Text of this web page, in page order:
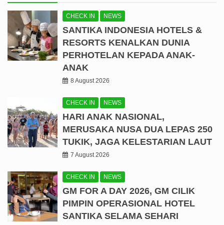
CHECK IN NEWS
SANTIKA INDONESIA HOTELS &
RESORTS KENALKAN DUNIA
PERHOTELAN KEPADA ANAK-
ANAK
8 August 2026
CHECK IN NEWS
HARI ANAK NASIONAL,
MERUSAKA NUSA DUA LEPAS 250
TUKIK, JAGA KELESTARIAN LAUT
7 August 2026
CHECK IN NEWS
GM FOR A DAY 2026, GM CILIK
PIMPIN OPERASIONAL HOTEL
SANTIKA SELAMA SEHARI